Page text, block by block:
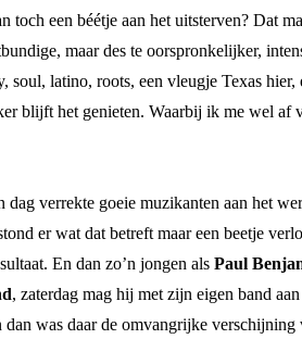
toch een béétje aan het uitsterven? Dat
maar des te oorspronkelijker,
latino, roots, een vleugje Texas
blijft het genieten. Waarbij ik me wel af
verrekte goeie muzikanten aan het
er wat dat betreft maar een beetje
En dan zo’n jongen als Paul
, zaterdag mag hij met zijn eigen band
was daar de omvangrijke verschijning